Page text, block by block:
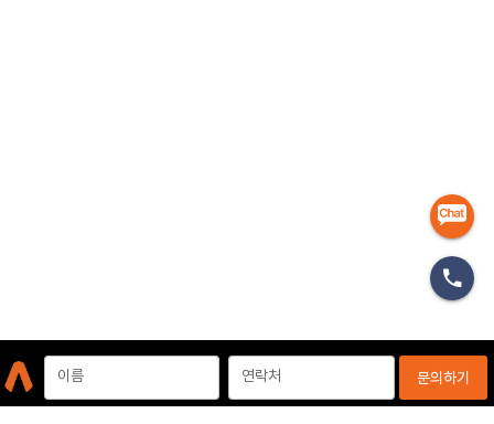
마케터
개인정보처리방침 이용약관 이메일무단수집거부
이름 연락처 문의하기